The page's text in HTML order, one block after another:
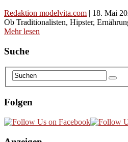
Redaktion modelvita.com | 18. Mai
Ob Traditionalisten, Hipster,
Mehr lesen
Suche
Folgen